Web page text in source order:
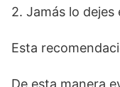
2. Jamás lo
Esta
De esta manera